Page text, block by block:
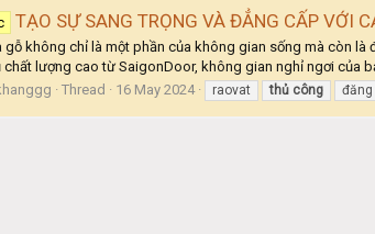
TẠO SỰ SANG TRỌNG VÀ ĐẲNG CẤP VỚI
gỗ không chỉ là một phần của không gian sống mà còn
chất lượng cao từ SaigonDoor, không gian nghỉ ngơi của
Thread 16 May 2024 raovat thủ công đăng